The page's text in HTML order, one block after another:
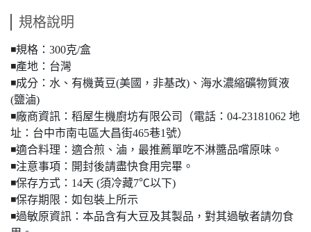
規格說明
◾️規格：300克/盒
◾️產地：台灣
◾️成分：水、有機黃豆(美國，非基改)、海水濃縮礦物質液
(鹽滷)
◾️廠商資訊：稻屋生機廚坊有限公司（電話：04-23181062 地
址：台中市南屯區大昌街465巷1號）
◾️適合料理：適合煎、滷，最推薦單吃不淋醬品嚐原味。
◾️注意事項：開封後請盡快食用完畢。
◾️保存方式：14天 (須冷藏7℃以下)
◾️保存期限：如包裝上所示
◾️過敏原資訊：本品含有大豆及其製品，對其過敏者請勿食